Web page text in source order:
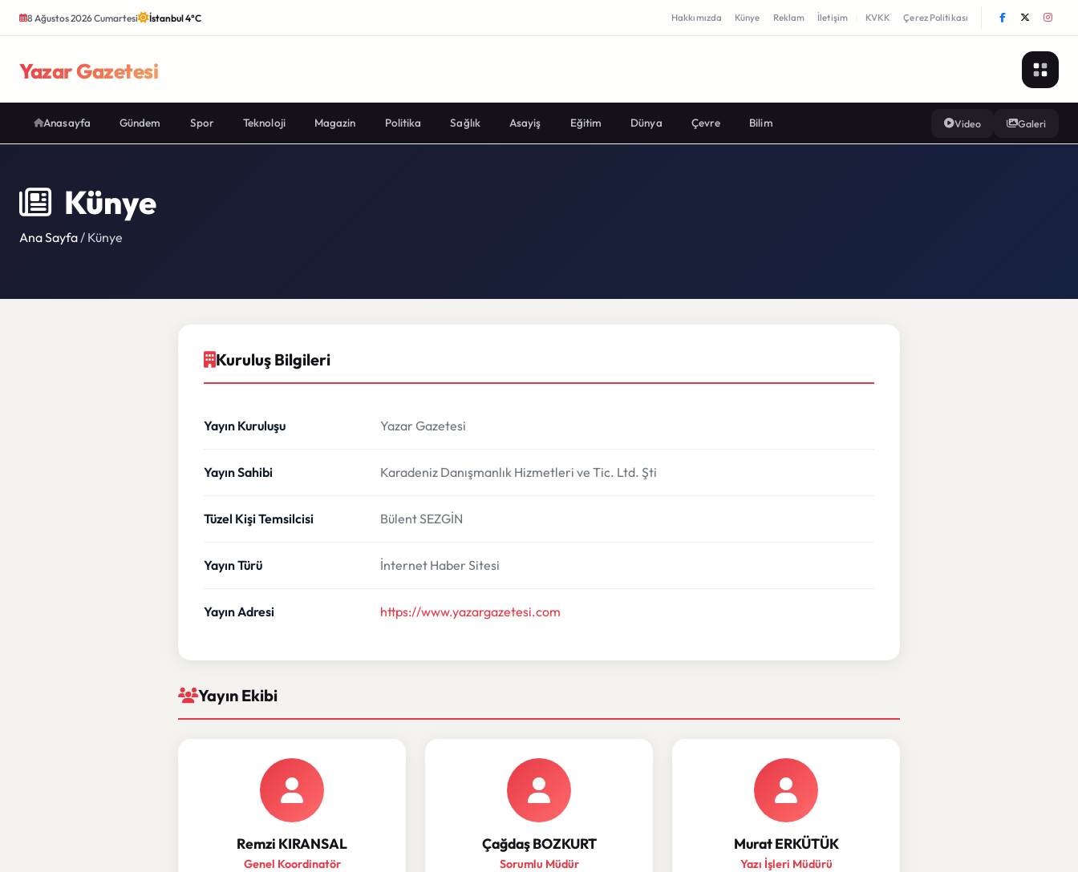
8 Ağustos 2026 Cumartesi İstanbul 4°C Hakkımızda Künye Reklam İletişim KVKK Çerez Politikası
Yazar Gazetesi
Anasayfa Gündem Spor Teknoloji Magazin Politika Sağlık Asayiş Eğitim Dünya Çevre Bilim Video Galeri
Künye
Ana Sayfa/ Künye
Kuruluş Bilgileri
Yayın Kuruluşu Yazar Gazetesi
Yayın Sahibi Karadeniz Danışmanlık Hizmetleri ve Tic. Ltd. Şti
Tüzel Kişi Temsilcisi Bülent SEZGİN
Yayın Türü İnternet Haber Sitesi
Yayın Adresi https://www.yazargazetesi.com
Yayın Ekibi
Remzi KIRANSAL
Genel Koordinatör
Çağdaş BOZKURT
Sorumlu Müdür
Murat ERKÜTÜK
Yazı İşleri Müdürü